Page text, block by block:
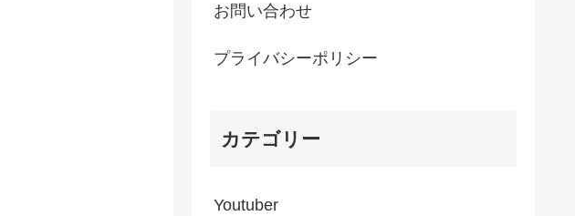
お問い合わせ
プライバシーポリシー
カテゴリー
Youtuber